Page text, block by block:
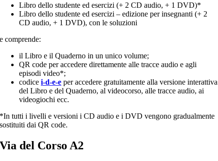
Libro dello studente ed esercizi (+ 2 CD audio, + 1 DVD)*
Libro dello studente ed esercizi – edizione per insegnanti (+ 2
CD audio, + 1 DVD), con le soluzioni
e comprende:
il Libro e il Quaderno in un unico volume;
QR code per accedere direttamente alle tracce audio e agli
episodi video*;
codicei-d-e-e per accedere gratuitamente alla versione interattiva
del Libro e del Quaderno, al videocorso, alle tracce audio, ai
videogiochi ecc.
*In tutti i livelli e versioni i CD audio e i DVD vengono gradualmente
sostituiti dai QR code.
Via del Corso A2